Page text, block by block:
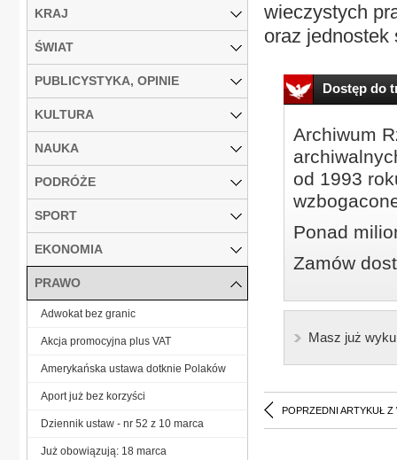
wieczystych
oraz jednostek
Dostęp do
Archiwum
od 1993
Ponad
Zamów
Masz już
POPRZEDNI ARTYKUŁ Z
KRAJ
ŚWIAT
PUBLICYSTYKA, OPINIE
KULTURA
NAUKA
PODRÓŻE
SPORT
EKONOMIA
PRAWO
Adwokat bez granic
Akcja promocyjna plus VAT
Amerykańska ustawa dotknie Polaków
Aport już bez korzyści
Dziennik ustaw - nr 52 z 10 marca
Już obowiązują: 18 marca